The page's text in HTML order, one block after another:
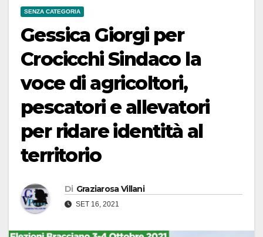
SENZA CATEGORIA
Gessica Giorgi per
Crocicchi Sindaco la
voce di agricoltori,
pescatori e allevatori
per ridare identità al
territorio
Di Graziarosa Villani
SET 16, 2021